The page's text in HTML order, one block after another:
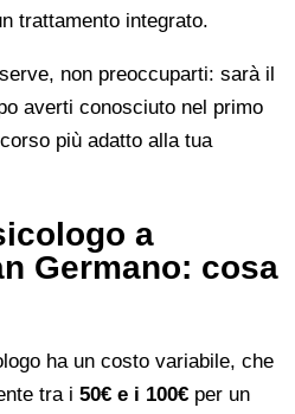
trattamento integrato.
non preoccuparti: sarà il
averti conosciuto nel primo
più adatto alla tua
a
Germano: cosa
ha un costo variabile, che
tra i 50€ e i 100€ per un